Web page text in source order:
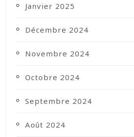
Janvier 2025
Décembre 2024
Novembre 2024
Octobre 2024
Septembre 2024
Août 2024